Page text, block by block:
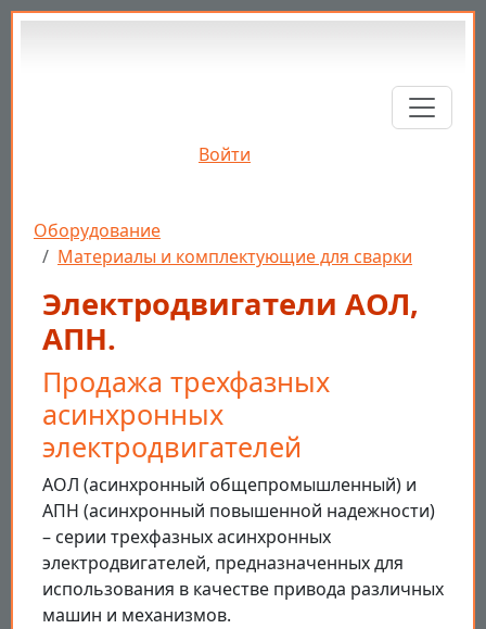
Перейти к основному содержанию
Войти
Строка навигации
Оборудование
Материалы и комплектующие для сварки
Электродвигатели АОЛ,
АПН.
Продажа трехфазных
асинхронных
электродвигателей
АОЛ (асинхронный общепромышленный) и
АПН (асинхронный повышенной надежности)
– серии трехфазных асинхронных
электродвигателей, предназначенных для
использования в качестве привода различных
машин и механизмов.